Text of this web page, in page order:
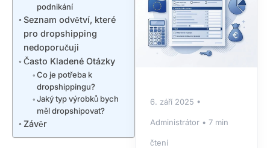
podnikání
Seznam odvětví, které
pro dropshipping
nedoporučuji
Často Kladené Otázky
Co je potřeba k
dropshippingu?
Jaký typ výrobků bych
měl dropshipovat?
Závěr
6. září 2025 •
Administrátor • 7 min
čtení